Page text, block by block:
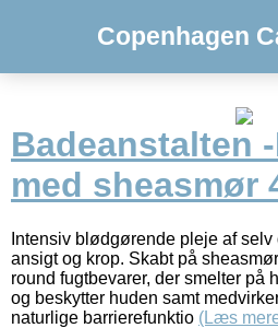
Copenhagen
Badeanstalten
med sheasmør
Intensiv blødgørende pleje af
ansigt og krop. Skabt på
round fugtbevarer, der smelter på
og beskytter huden samt
naturlige barrierefunktio (Læs